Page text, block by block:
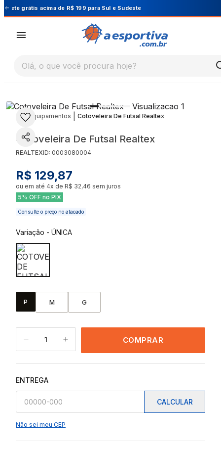
Cupom PRIMEIRA10 para 10% OFF na 1ª
Olá, o que você procura hoje?
| Equipamentos Cotoveleira De Futsal Realtex
Cotoveleira De Futsal Realtex
REALTEXID: 0003080004
R$ 129,87
ou em até 4x de R$ 32,46 sem juros
5% OFF no PIX
Consulte o preço no atacado
Variação - ÚNICA
P M G
1 COMPRAR
ENTREGA
CALCULAR
Não sei meu CEP